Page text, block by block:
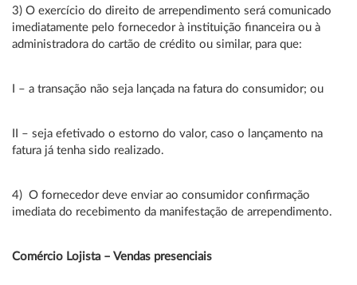
3) O exercício do direito de arrependimento será comunicado
imediatamente pelo fornecedor à instituição financeira ou à
administradora do cartão de crédito ou similar, para que:
I – a transação não seja lançada na fatura do consumidor; ou
II – seja efetivado o estorno do valor, caso o lançamento na
fatura já tenha sido realizado.
4) O fornecedor deve enviar ao consumidor confirmação
imediata do recebimento da manifestação de arrependimento.
Comércio Lojista – Vendas presenciais